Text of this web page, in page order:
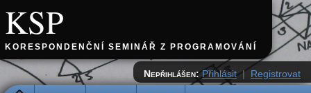
KSP
KORESPONDENČNÍ SEMINÁŘ Z PROGRAMOVÁNÍ
Nepřihlášen: Přihlásit | Registrovat